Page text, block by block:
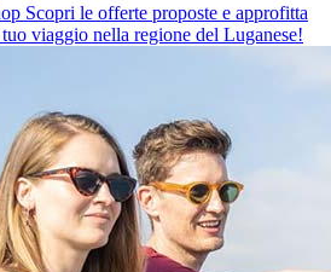
Scopri le offerte proposte e approfitta
viaggio nella regione del Luganese!